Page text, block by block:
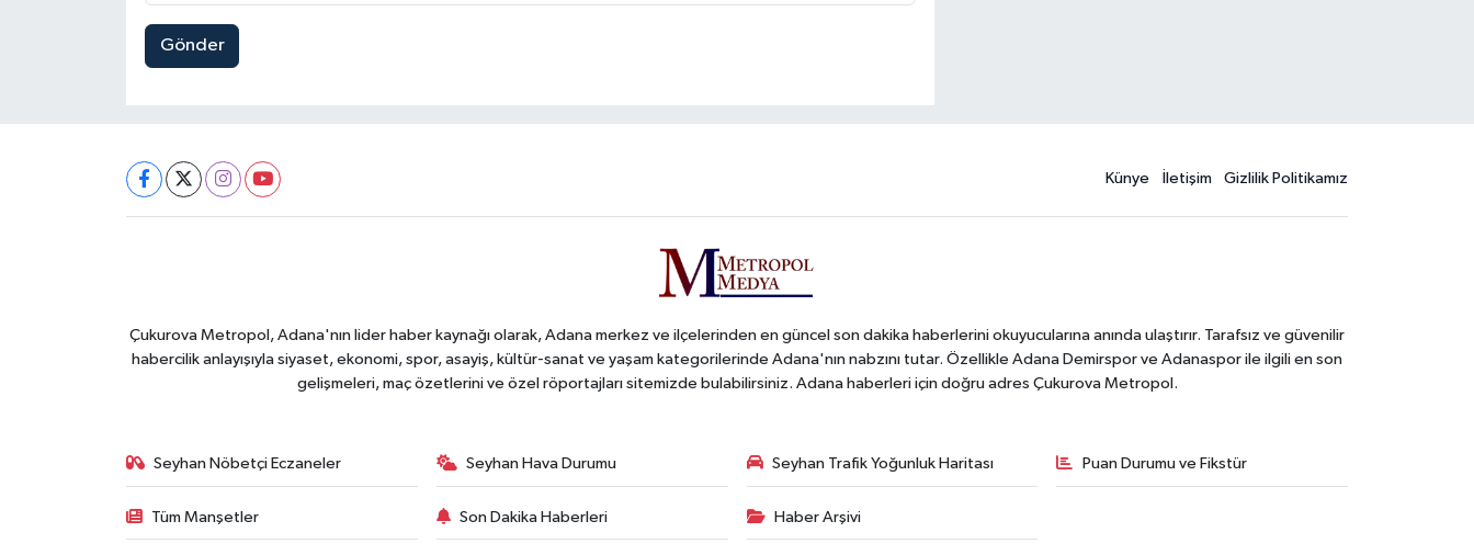
Gönder
Künye İletişim Gizlilik Politikamız
Çukurova Metropol, Adana'nın lider haber kaynağı olarak, Adana merkez ve ilçelerinden en güncel son dakika haberlerini okuyucularına anında ulaştırır. Tarafsız ve güvenilir
habercilik anlayışıyla siyaset, ekonomi, spor, asayiş, kültür-sanat ve yaşam kategorilerinde Adana'nın nabzını tutar. Özellikle Adana Demirspor ve Adanaspor ile ilgili en son
gelişmeleri, maç özetlerini ve özel röportajları sitemizde bulabilirsiniz. Adana haberleri için doğru adres Çukurova Metropol.
Seyhan Nöbetçi Eczaneler Seyhan Hava Durumu Seyhan Trafik Yoğunluk Haritası Puan Durumu ve Fikstür
Tüm Manşetler Son Dakika Haberleri Haber Arşivi